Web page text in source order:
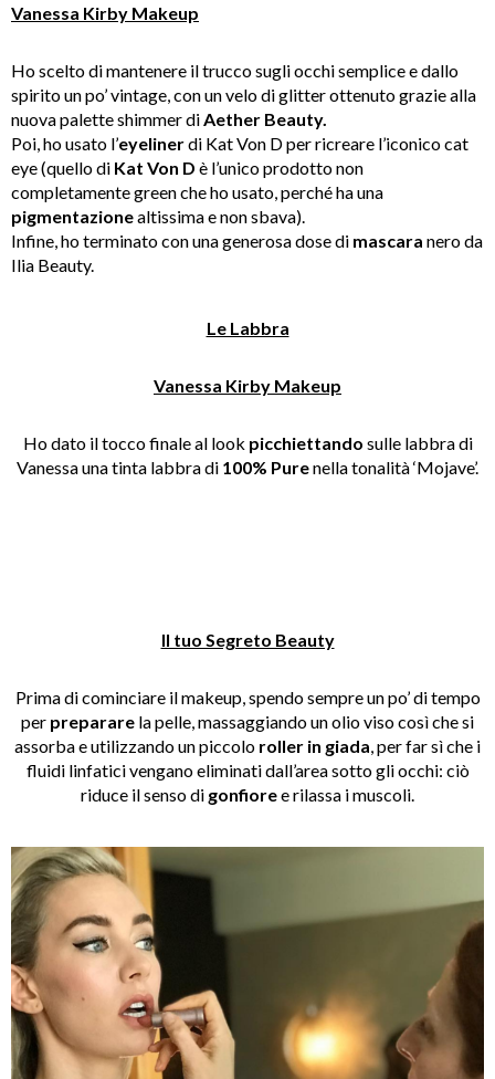
Vanessa Kirby Makeup
Ho scelto di mantenere il trucco sugli occhi semplice e dallo
spirito un po’ vintage, con un velo di glitter ottenuto grazie alla
nuova palette shimmer di Aether Beauty.
Poi, ho usato l’eyelinerdi Kat Von D per ricreare l’iconico cat
eye (quello di Kat Von D è l’unico prodotto non
completamente green che ho usato, perché ha una
pigmentazionealtissima e non sbava).
Infine, ho terminato con una generosa dose di mascara nero da
Ilia Beauty.
Le Labbra
Vanessa Kirby Makeup
Ho dato il tocco finale al look picchiettando sulle labbra di
Vanessa una tinta labbra di 100% Purenella tonalità ‘Mojave’.
Il tuo Segreto Beauty
Prima di cominciare il makeup, spendo sempre un po’ di tempo
per preparare la pelle, massaggiando un olio viso così che si
assorba e utilizzando un piccolo roller in giada , per far sì che i
fluidi linfatici vengano eliminati dall’area sotto gli occhi: ciò
riduce il senso di gonfioree rilassa i muscoli.